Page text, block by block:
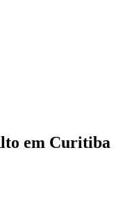
em Curitiba